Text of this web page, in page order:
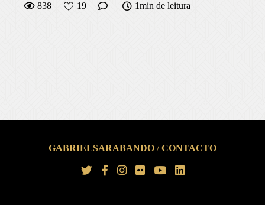
838 19 1min de leitura
GABRIELSARABANDO /CONTACTO